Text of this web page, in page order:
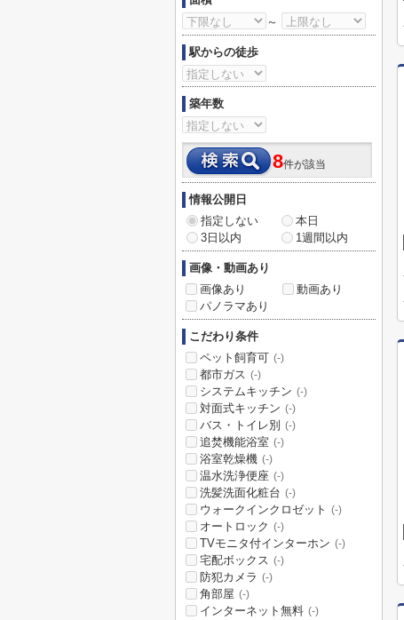
～
駅からの徒歩
築年数
8件が該当
情報公開日
指定しない
本日
3日以内
1週間以内
画像・動画あり
画像あり
動画あり
パノラマあり
こだわり条件
ペット飼育可 (-)
都市ガス (-)
システムキッチン (-)
対面式キッチン (-)
バス・トイレ別 (-)
追焚機能浴室 (-)
浴室乾燥機 (-)
温水洗浄便座 (-)
洗髪洗面化粧台 (-)
ウォークインクロゼット (-)
オートロック (-)
TVモニタ付インターホン (-)
宅配ボックス (-)
防犯カメラ (-)
角部屋 (-)
インターネット無料 (-)